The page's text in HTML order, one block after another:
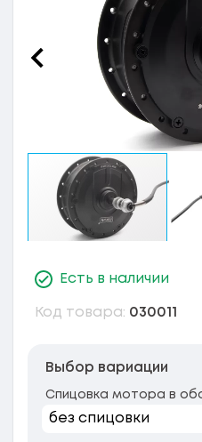
Есть в наличии
Код товара: 030011
Выбор вариации
Спицовка мотора в